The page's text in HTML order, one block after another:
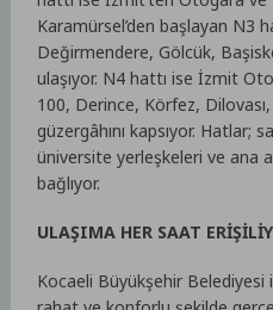
Karamürsel’den başlayan N3
Değirmendere, Gölcük,
ulaşıyor. N4 hattı ise İzmit
100, Derince, Körfez,
güzergâhını kapsıyor. Hatlar;
üniversite yerleşkeleri ve ana
bağlıyor.
ULAŞIMA HER SAAT
Kocaeli Büyükşehir